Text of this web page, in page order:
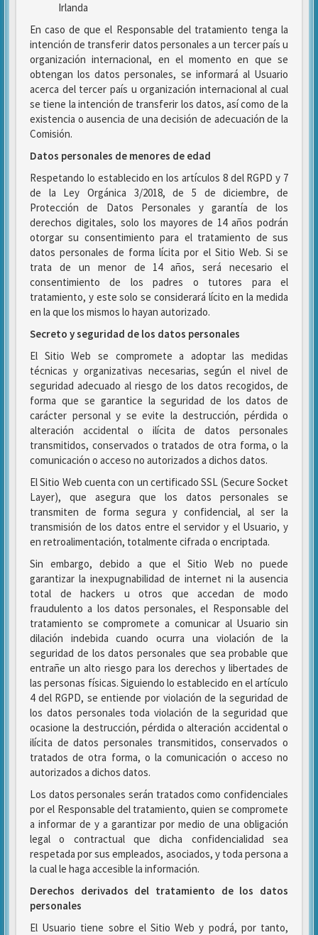
Irlanda
En caso de que el Responsable del tratamiento tenga la
intención de transferir datos personales a un tercer país u
organización internacional, en el momento en que se
obtengan los datos personales, se informará al Usuario
acerca del tercer país u organización internacional al cual
se tiene la intención de transferir los datos, así como de la
existencia o ausencia de una decisión de adecuación de la
Comisión.
Datos personales de menores de edad
Respetando lo establecido en los artículos 8 del RGPD y 7
de la Ley Orgánica 3/2018, de 5 de diciembre, de
Protección de Datos Personales y garantía de los
derechos digitales, solo los mayores de 14 años podrán
otorgar su consentimiento para el tratamiento de sus
datos personales de forma lícita por el Sitio Web. Si se
trata de un menor de 14 años, será necesario el
consentimiento de los padres o tutores para el
tratamiento, y este solo se considerará lícito en la medida
en la que los mismos lo hayan autorizado.
Secreto y seguridad de los datos personales
El Sitio Web se compromete a adoptar las medidas
técnicas y organizativas necesarias, según el nivel de
seguridad adecuado al riesgo de los datos recogidos, de
forma que se garantice la seguridad de los datos de
carácter personal y se evite la destrucción, pérdida o
alteración accidental o ilícita de datos personales
transmitidos, conservados o tratados de otra forma, o la
comunicación o acceso no autorizados a dichos datos.
El Sitio Web cuenta con un certificado SSL (Secure Socket
Layer), que asegura que los datos personales se
transmiten de forma segura y confidencial, al ser la
transmisión de los datos entre el servidor y el Usuario, y
en retroalimentación, totalmente cifrada o encriptada.
Sin embargo, debido a que el Sitio Web no puede
garantizar la inexpugnabilidad de internet ni la ausencia
total de hackers u otros que accedan de modo
fraudulento a los datos personales, el Responsable del
tratamiento se compromete a comunicar al Usuario sin
dilación indebida cuando ocurra una violación de la
seguridad de los datos personales que sea probable que
entrañe un alto riesgo para los derechos y libertades de
las personas físicas. Siguiendo lo establecido en el artículo
4 del RGPD, se entiende por violación de la seguridad de
los datos personales toda violación de la seguridad que
ocasione la destrucción, pérdida o alteración accidental o
ilícita de datos personales transmitidos, conservados o
tratados de otra forma, o la comunicación o acceso no
autorizados a dichos datos.
Los datos personales serán tratados como confidenciales
por el Responsable del tratamiento, quien se compromete
a informar de y a garantizar por medio de una obligación
legal o contractual que dicha confidencialidad sea
respetada por sus empleados, asociados, y toda persona a
la cual le haga accesible la información.
Derechos derivados del tratamiento de los datos
personales
El Usuario tiene sobre el Sitio Web y podrá, por tanto,